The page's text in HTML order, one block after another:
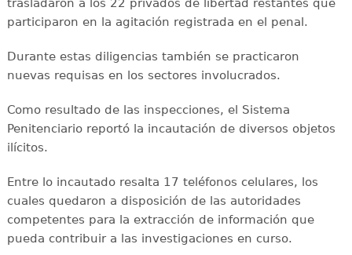
trasladaron a los 22 privados de libertad restantes que
participaron en la agitación registrada en el penal.
Durante estas diligencias también se practicaron
nuevas requisas en los sectores involucrados.
Como resultado de las inspecciones, el Sistema
Penitenciario reportó la incautación de diversos objetos
ilícitos.
Entre lo incautado resalta 17 teléfonos celulares, los
cuales quedaron a disposición de las autoridades
competentes para la extracción de información que
pueda contribuir a las investigaciones en curso.